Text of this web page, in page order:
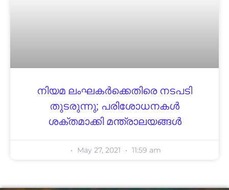
നിയമ ലംഘകർക്കെതിരെ നടപടി
തുടരുന്നു; പരിശോധനകൾ
ശക്തമാക്കി മന്ത്രാലയങ്ങൾ
May 27, 2021 11:59 am